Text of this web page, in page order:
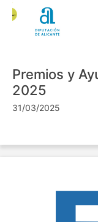
Premios y
2025
31/03/2025